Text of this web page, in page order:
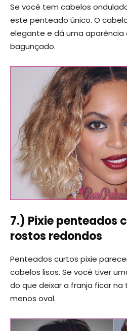
Se você tem cabelos
este penteado único. O
elegante e dá uma
bagunçado.
7.) Pixie penteados
rostos redondos
Penteados curtos pixie
cabelos lisos. Se você tiver
do que deixar a franja ficar
menos oval.